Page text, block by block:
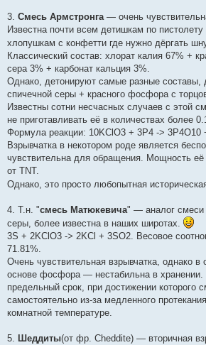
3. Смесь Армстронга— очень
Известна почти всем детишкам по
хлопушкам с конфетти где нужно дёргать
Классический состав: хлорат калия 67% +
сера 3% + карбонат кальция 3%.
Однако, детонируют самые разные составы,
спичечной серы + красного фосфора с
Известны сотни несчасных случаев с этой
не приготавливать её в количествах более
Формула реакции: 10KClO3 + 3P4 -> 3P4O10
Взрывчатка в некотором роде является
чувствительна для обращения. Мощность её
от TNT.
Однако, это просто любопытная
4. Т.н. "смесь Матюкевича" — аналог смеси
серы, более известна в наших широтах.
3S + 2KClO3 -> 2KCl + 3SO2. Весовое
71.81%.
Очень чувствительная взрывчатка, однако в
основе фосфора — нестабильна в хранении.
предельный срок, при достижении которого
самостоятельно из-за медленного
комнатной температуре.
5. Шеддиты(от фр. Cheddite) — вторичная